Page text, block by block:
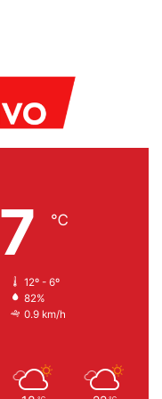
7 ℃
12º - 6º
82%
0.9 km/h